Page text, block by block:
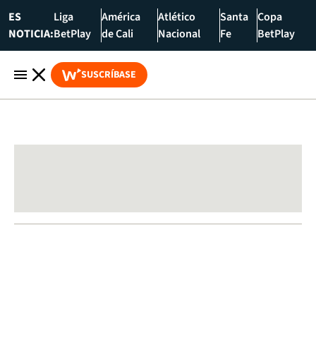
ES
NOTICIA:
Liga
BetPlay
América
de Cali
Atlético
Nacional
Santa
Fe
Copa
BetPlay
SUSCRÍBASE